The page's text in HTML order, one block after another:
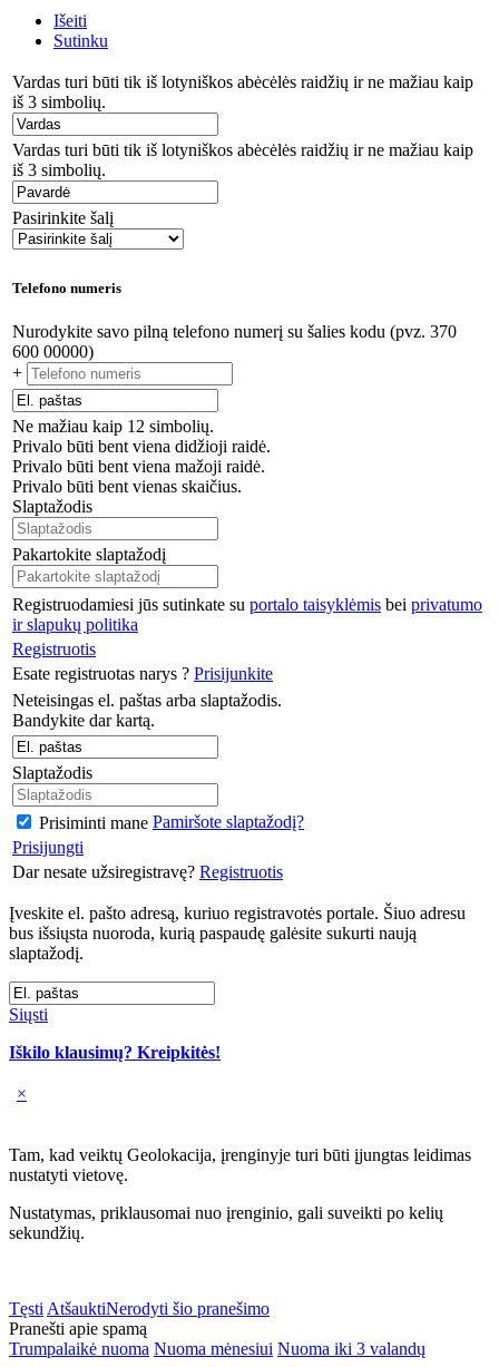
Išeiti
Sutinku
Vardas turi būti tik iš lotyniškos abėcėlės raidžių ir ne mažiau kaip
iš 3 simbolių.
Vardas turi būti tik iš lotyniškos abėcėlės raidžių ir ne mažiau kaip
iš 3 simbolių.
Pasirinkite šalį
Telefono numeris
Nurodykite savo pilną telefono numerį su šalies kodu (pvz. 370
600 00000)
+
Ne mažiau kaip 12 simbolių.
Privalo būti bent viena didžioji raidė.
Privalo būti bent viena mažoji raidė.
Privalo būti bent vienas skaičius.
Slaptažodis
Pakartokite slaptažodį
Registruodamiesi jūs sutinkate su portalo taisyklėmis bei privatumo
ir slapukų politika
Registruotis
Esate registruotas narys ? Prisijunkite
Neteisingas el. paštas arba slaptažodis.
Bandykite dar kartą.
Slaptažodis
Prisiminti mane Pamiršote slaptažodį?
Prisijungti
Dar nesate užsiregistravę? Registruotis
Įveskite el. pašto adresą, kuriuo registravotės portale. Šiuo adresu
bus išsiųsta nuoroda, kurią paspaudę galėsite sukurti naują
slaptažodį.
Siųsti
Iškilo klausimų? Kreipkitės!
×
Tam, kad veiktų Geolokacija, įrenginyje turi būti įjungtas leidimas
nustatyti vietovę.
Nustatymas, priklausomai nuo įrenginio, gali suveikti po kelių
sekundžių.
Tęsti AtšauktiNerodyti šio pranešimo
Pranešti apie spamą
Trumpalaikė nuoma Nuoma mėnesiui Nuoma iki 3 valandų